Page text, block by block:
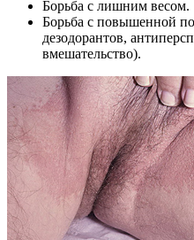
Борьба с лишним весом.
Борьба с повышенной
дезодорантов,
вмешательство).